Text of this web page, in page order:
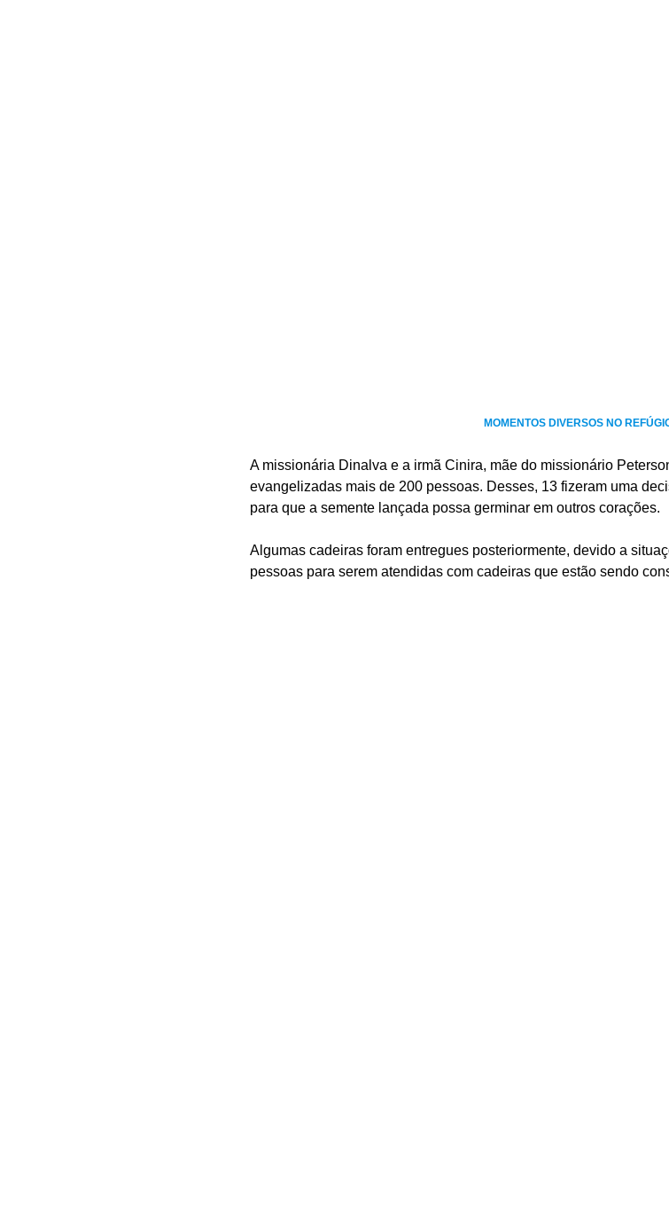
MOMENTOS DIVERSOS NO
A missionária Dinalva e a irmã Cinira, mãe do missionário
evangelizadas mais de 200 pessoas. Desses, 13 fizeram uma
para que a semente lançada possa germinar em outros corações.
Algumas cadeiras foram entregues posteriormente, devido a
pessoas para serem atendidas com cadeiras que estão sendo